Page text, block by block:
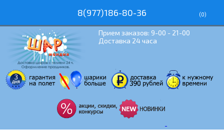
8(977)186-80-36 (0)
Прием заказов: 9-00 - 21-00
Доставка 24 часа